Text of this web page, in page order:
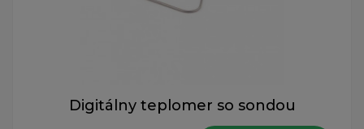
Digitálny teplomer so sondou